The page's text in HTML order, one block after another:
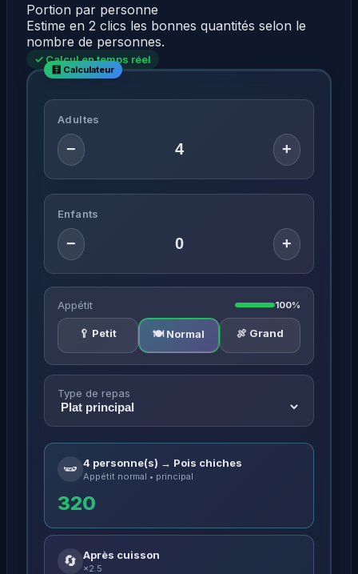
Portion par personne
Estime en 2 clics les bonnes quantités selon le
nombre de personnes.
✓ Calcul en temps réel
Adultes
− +
Enfants
− +
Appétit 100%
🥄 Petit 🍽️ Normal 🍖 Grand
Type de repas
🫛 4 personne(s) → Pois chiches
Appétit normal • principal
320
🔄 Après cuisson
×2.5